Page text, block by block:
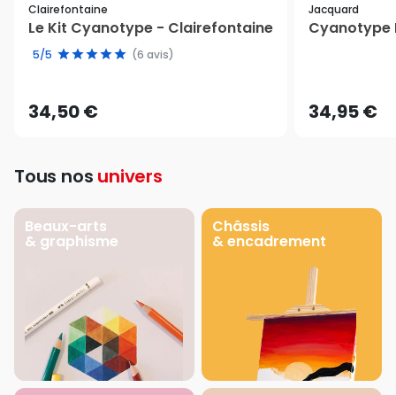
Clairefontaine
Le Kit Cyanotype - Clairefontaine
5/5 (6 avis)
34,50 €
Jacquard
Cyanotype
34,95 €
Tous nos univers
Beaux-arts
& graphisme
Châssis
& encadrement